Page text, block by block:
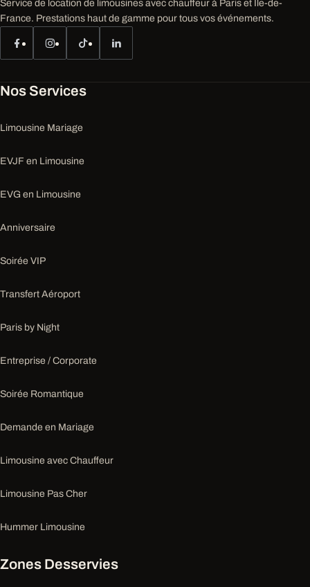
Service de location de limousines avec chauffeur à Paris et Île-de-
France. Prestations haut de gamme pour tous vos événements.
Nos Services
Limousine Mariage
EVJF en Limousine
EVG en Limousine
Anniversaire
Soirée VIP
Transfert Aéroport
Paris by Night
Entreprise / Corporate
Soirée Romantique
Demande en Mariage
Limousine avec Chauffeur
Limousine Pas Cher
Hummer Limousine
Zones Desservies